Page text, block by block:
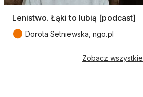
Lenistwo. Łąki to lubią [podcast]
● Dorota Setniewska, ngo.pl
Zobacz wszystkie